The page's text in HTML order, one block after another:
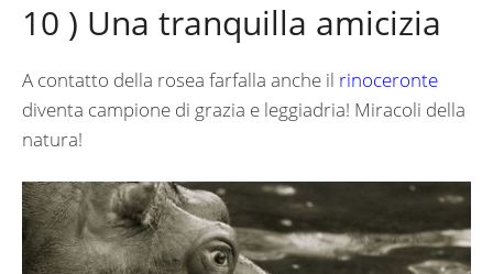
10 ) Una tranquilla amicizia
A contatto della rosea farfalla anche il rinoceronte
diventa campione di grazia e leggiadria! Miracoli della
natura!